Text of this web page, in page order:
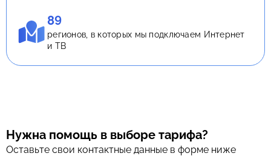
89
регионов, в которых мы подключаем Интернет
и ТВ
Нужна помощь в выборе тарифа?
Оставьте свои контактные данные в форме ниже